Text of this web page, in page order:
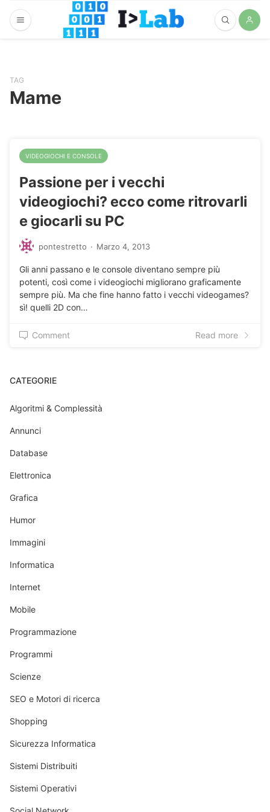
TAG
Mame
VIDEOGIOCHI E CONSOLE
Passione per i vecchi
videogiochi? ecco come ritrovarli
e giocarli su PC
pontestretto · Marzo 4, 2013
Gli anni passano e le console diventano sempre più
potenti, così come i videogiochi migliorano graficamente
sempre più. Ma che fine hanno fatto i vecchi videogames?
sì! quelli 2D con…
Comment Read more
CATEGORIE
Algoritmi & Complessità
Annunci
Database
Elettronica
Grafica
Humor
Immagini
Informatica
Internet
Mobile
Programmazione
Programmi
Scienze
SEO e Motori di ricerca
Shopping
Sicurezza Informatica
Sistemi Distribuiti
Sistemi Operativi